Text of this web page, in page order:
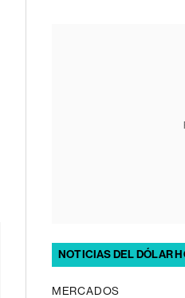
NOTICIAS DEL DÓLAR
MERCADOS